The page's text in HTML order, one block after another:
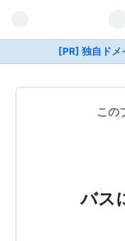
[PR] 独自ドメ
この
バス